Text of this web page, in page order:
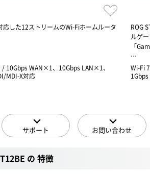
した12ストリームのWi-Fiホームルータ
10Gbps WAN×1、10Gbps LAN×1、
MDI-X対応
ROG
ルゲ
「
…
Wi-Fi
サポート お問い合わせ
の 特徴